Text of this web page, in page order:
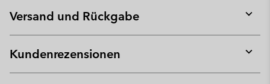
Versand und Rückgabe
or
Kundenrezensionen
or